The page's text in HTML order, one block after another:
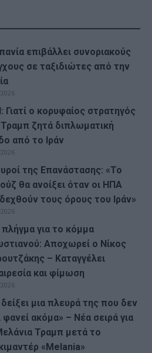
επιβάλλει συνοριακούς
σε ταξιδιώτες από την
Γιατί ο κορυφαίος στρατηγός
ζητά διπλωματική
από το Ιράν
της Επανάστασης: «Το
θα ανοίξει όταν οι ΗΠΑ
τους όρους του Ιράν»
για το κόμμα
Αποχωρεί ο Νίκος
– Καταγγέλει
και φίμωση
μια πλευρά της που δεν
φανεί ακόμα» – Νέα σειρά για
Τραμπ μετά το
«Melania»